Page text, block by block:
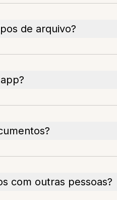
de arquivo?
com outras pessoas?